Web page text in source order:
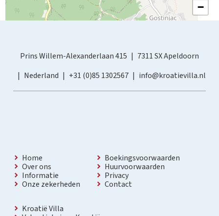
−
Prins Willem-Alexanderlaan 415
7311 SX Apeldoorn
Nederland
+31 (0)85 1302567 info@kroatievilla.nl
Home
Over ons
Informatie
Onze zekerheden
Boekingsvoorwaarden
Huurvoorwaarden
Privacy
Contact
Kroatië Villa